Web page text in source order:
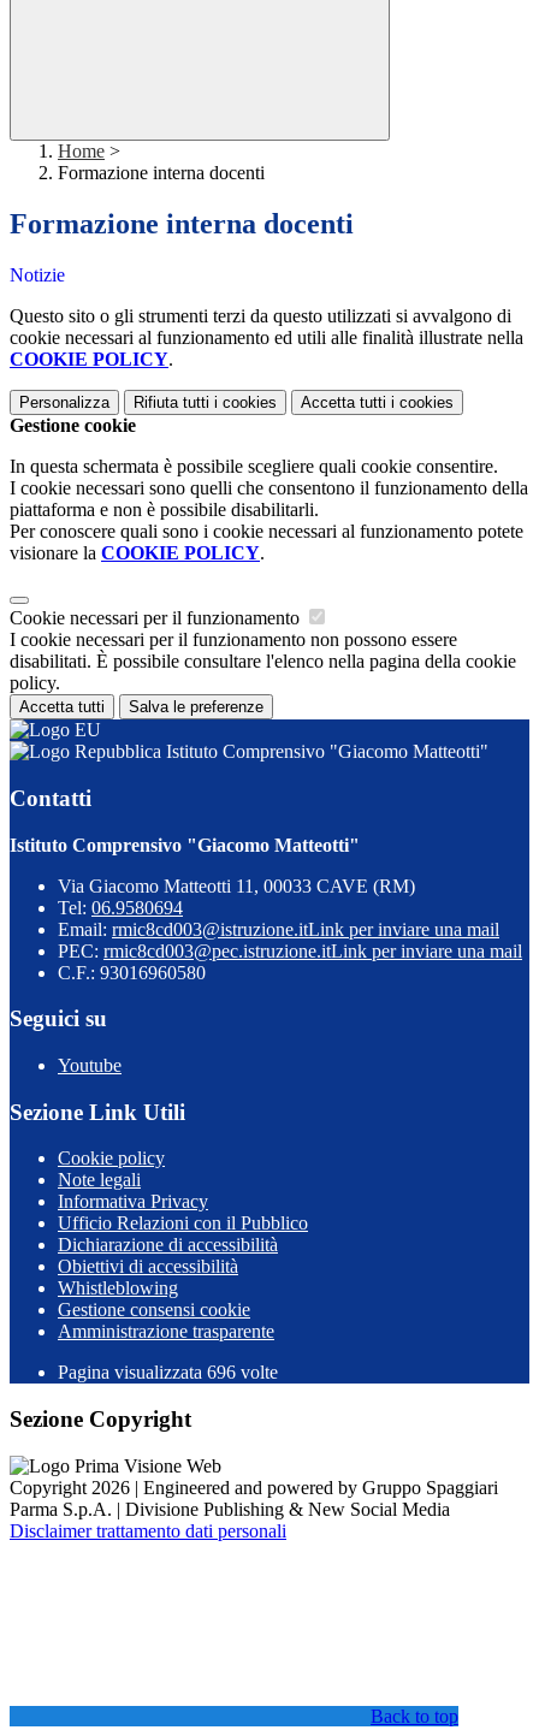
Home >
Formazione interna docenti
Formazione interna docenti
Notizie
Questo sito o gli strumenti terzi da questo utilizzati si avvalgono di
cookie necessari al funzionamento ed utili alle finalità illustrate nella
COOKIE POLICY.
Personalizza Rifiuta tutti i cookies Accetta tutti i cookies
Gestione cookie
In questa schermata è possibile scegliere quali cookie consentire.
I cookie necessari sono quelli che consentono il funzionamento della
piattaforma e non è possibile disabilitarli.
Per conoscere quali sono i cookie necessari al funzionamento potete
visionare la COOKIE POLICY.
Cookie necessari per il funzionamento
I cookie necessari per il funzionamento non possono essere
disabilitati. È possibile consultare l'elenco nella pagina della cookie
policy.
Accetta tutti Salva le preferenze
Istituto Comprensivo "Giacomo Matteotti"
Contatti
Istituto Comprensivo "Giacomo Matteotti"
Via Giacomo Matteotti 11, 00033 CAVE (RM)
Tel: 06.9580694
Email: rmic8cd003@istruzione.itLink per inviare una mail
PEC: rmic8cd003@pec.istruzione.itLink per inviare una mail
C.F.: 93016960580
Seguici su
Youtube
Sezione Link Utili
Cookie policy
Note legali
Informativa Privacy
Ufficio Relazioni con il Pubblico
Dichiarazione di accessibilità
Obiettivi di accessibilità
Whistleblowing
Gestione consensi cookie
Amministrazione trasparente
Pagina visualizzata 696 volte
Sezione Copyright
Copyright 2026 | Engineered and powered by Gruppo Spaggiari
Parma S.p.A. | Divisione Publishing & New Social Media
Disclaimer trattamento dati personali
Back to top